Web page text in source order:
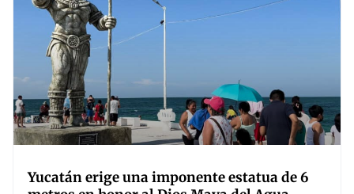
Yucatán erige una imponente estatua de 6